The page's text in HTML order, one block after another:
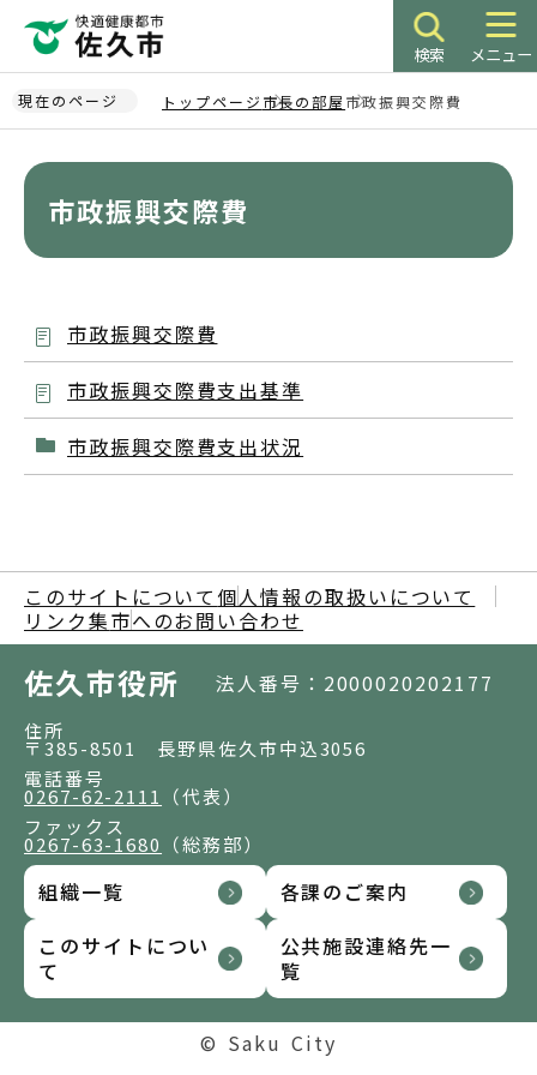
ペ
ー
ジ
検索 メニュー
現在のページ トップページ 市長の部屋 市政振興交際費
市政振興交際費
市政振興交際費
市政振興交際費支出基準
市政振興交際費支出状況
このサイトについて 個人情報の取扱いについて
リンク集市へのお問い合わせ
佐久市役所 法人番号：2000020202177
住所
〒385-8501 長野県佐久市中込3056
電話番号
0267-62-2111
（代表）
ファックス
0267-63-1680 （総務部）
組織一覧
各課のご案内
このサイトについ
て
公共施設連絡先一
覧
© Saku City